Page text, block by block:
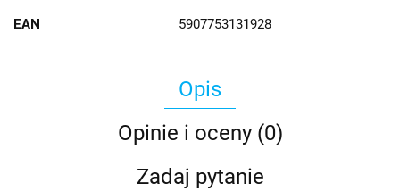
EAN 5907753131928
Opis
Opinie i oceny (0)
Zadaj pytanie